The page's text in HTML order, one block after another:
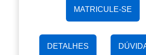
MATRICULE-SE
DETALHES